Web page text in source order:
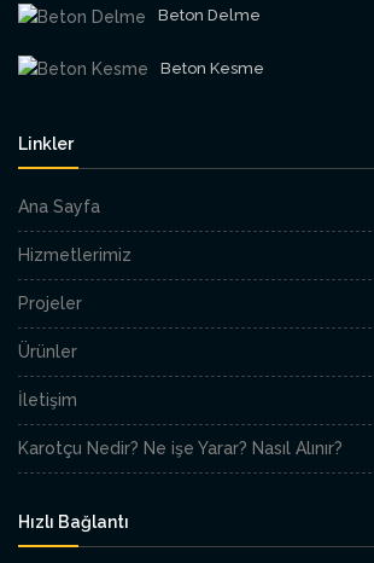
Beton Delme
Beton Kesme
Linkler
Ana Sayfa
Hizmetlerimiz
Projeler
Ürünler
İletişim
Karotçu Nedir? Ne işe Yarar? Nasıl Alınır?
Hızlı Bağlantı